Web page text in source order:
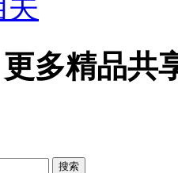
更多精品共